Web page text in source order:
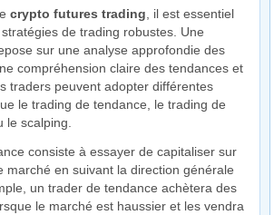
crypto futures trading, il est essentiel
de trading robustes. Une
sur une analyse approfondie des
compréhension claire des tendances et
traders peuvent adopter différentes
le trading de tendance, le trading de
le scalping.
consiste à essayer de capitaliser sur
marché en suivant la direction générale
un trader de tendance achètera des
le marché est haussier et les vendra